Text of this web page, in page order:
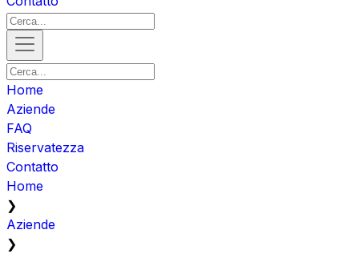
Home
Aziende
FAQ
Riservatezza
Contatto
Home
❯
Aziende
❯